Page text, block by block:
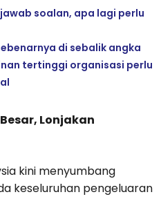
soalan, apa lagi perlu
di sebalik angka
tertinggi organisasi perlu
Lonjakan
kini menyumbang
keseluruhan pengeluaran